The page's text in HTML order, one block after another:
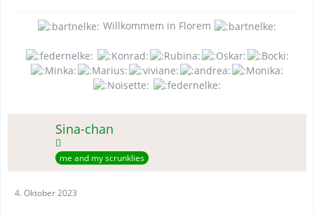
Willkommem in Florem
Sina-chan
me and my scrunklies
4. Oktober 2023